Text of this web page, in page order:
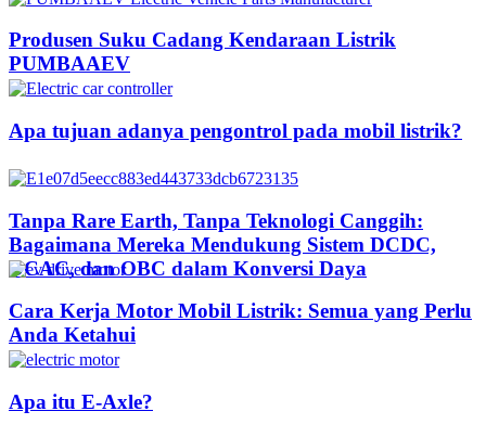
Produsen Suku Cadang Kendaraan Listrik
PUMBAAEV
Apa tujuan adanya pengontrol pada mobil listrik?
Tanpa Rare Earth, Tanpa Teknologi Canggih:
Bagaimana Mereka Mendukung Sistem DCDC,
DCAC, dan OBC dalam Konversi Daya
Cara Kerja Motor Mobil Listrik: Semua yang Perlu
Anda Ketahui
Apa itu E-Axle?